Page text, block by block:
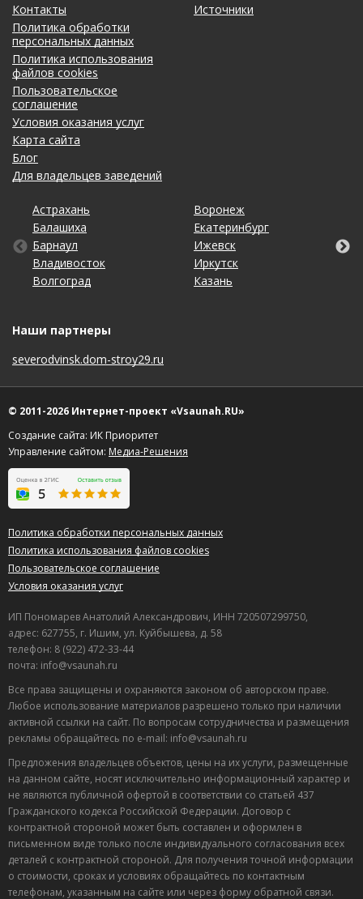
Контакты
Политика обработки
персональных данных
Политика использования
файлов cookies
Пользовательское
соглашение
Условия оказания услуг
Карта сайта
Блог
Для владельцев заведений
Источники
Астрахань
Балашиха
Барнаул
Владивосток
Волгоград
Воронеж
Екатеринбург
Ижевск
Иркутск
Казань
Калининград
Кемерово
Киров
Краснодар
Красноярск
Липецк
Махачкала
Москва
Набережные Челны
Нижний Новгород
Новосибирск
Омск
Оренбург
Пенза
Пермь
Ростов-на-Дону
Рязань
Самара
Санкт-Петербург
Саратов
Ставрополь
Тольятти
Томск
Тула
Тюмень
Ульяновск
Уфа
Хабаровск
Чебоксары
Челябинск
Ярославль
Наши партнеры
severodvinsk.dom-stroy29.ru
© 2011-2026 Интернет-проект «Vsaunah.RU»
Создание сайта: ИК Приоритет
Управление сайтом: Медиа-Решения
Политика обработки персональных данных
Политика использования файлов cookies
Пользовательское соглашение
Условия оказания услуг
ИП Пономарев Анатолий Александрович, ИНН 720507299750,
адрес: 627755, г. Ишим, ул. Куйбышева, д. 58
телефон: 8 (922) 472-33-44
почта: info@vsaunah.ru
Все права защищены и охраняются законом об авторском праве.
Любое использование материалов разрешено только при наличии
активной ссылки на сайт. По вопросам сотрудничества и размещения
рекламы обращайтесь по e-mail: info@vsaunah.ru
Предложения владельцев объектов, цены на их услуги, размещенные
на данном сайте, носят исключительно информационный характер и
не являются публичной офертой в соответствии со статьей 437
Гражданского кодекса Российской Федерации. Договор с
контрактной стороной может быть составлен и оформлен в
письменном виде только после индивидуального согласования всех
деталей с контрактной стороной. Для получения точной информации
о стоимости, сроках и условиях обращайтесь по контактным
телефонам, указанным на сайте или через форму обратной связи.